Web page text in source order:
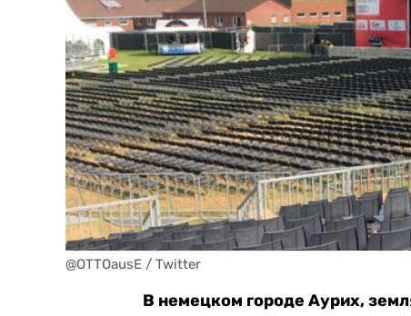
@OTTOausE / Twitter
В немецком городе Аурих,